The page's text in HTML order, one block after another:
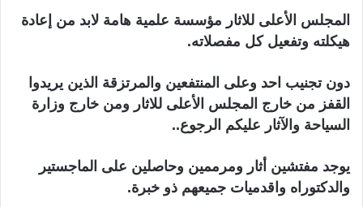
المجلس الأعلى للاثار مؤسسة علمية هامة لابد من إعادة
هيكلته وتفعيل كل مفصلاته.
دون تجنيب احد وعلى المنتفعين والمرتزقة الذين يريدوا
القفز من خارج المجلس الأعلى للاثار ومن خارج وزارة
السياحة والآثار عليكم الرجوع..
يوجد مفتشين أثار ومرممين وحاصلين على الماجستير
والدكتوراه واقدميات جميعهم ذو خبرة.